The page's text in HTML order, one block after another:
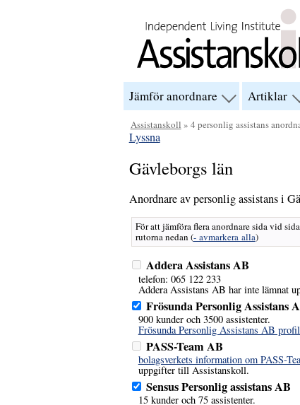
Jämför anordnare
visa
menyn
för
Artiklar
Assistanskoll » 4 personlig assistans
Lyssna
Gävleborgs län
Anordnare av personlig assistans i
För att jämföra flera anordnare sida vid
rutorna nedan (- avmarkera alla)
Addera Assistans AB
telefon: 065 122 233
Addera Assistans AB har inte lämnat
Frösunda Personlig Assistans
900 kunder och 3500 assistenter.
Frösunda Personlig Assistans AB
PASS-Team AB
bolagsverkets information om PASS-
uppgifter till Assistanskoll.
Sensus Personlig assistans AB
15 kunder och 75 assistenter.